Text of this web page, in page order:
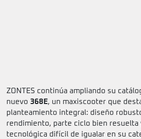
ZONTES continúa ampliando su
nuevo 368E, un maxiscooter que
planteamiento integral: diseño
rendimiento, parte ciclo bien resuelta
tecnológica difícil de igualar en su